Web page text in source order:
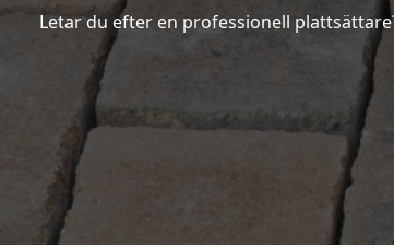
Letar du efter en professionell